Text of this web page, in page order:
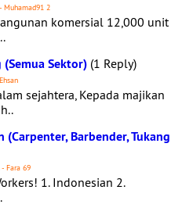
Muhamad91 2
komersial 12,000 unit
Sektor) (1 Reply)
sejahtera, Kepada majikan
(Carpenter, Barbender, Tukang
Fara 69
1. Indonesian 2.